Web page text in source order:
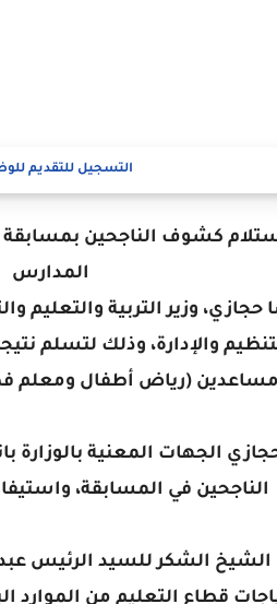
التسجيل للتقديم
المدارس
حجازي، وزير التربية والتعليم
(رياض أطفال ومعلم
الجهات المعنية بالوزارة
الناجحين في المسابقة،
الشيخ الشكر للسيد الرئيس